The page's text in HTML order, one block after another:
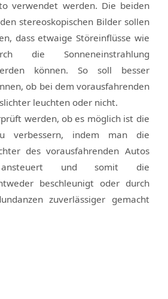
verwendet werden. Die beiden
stereoskopischen Bilder sollen
dass etwaige Störeinflüsse wie
die Sonneneinstrahlung
können. So soll besser
ob bei dem vorausfahrenden
leuchten oder nicht.
werden, ob es möglich ist die
verbessern, indem man die
des vorausfahrenden Autos
ansteuert und somit die
beschleunigt oder durch
zuverlässiger gemacht